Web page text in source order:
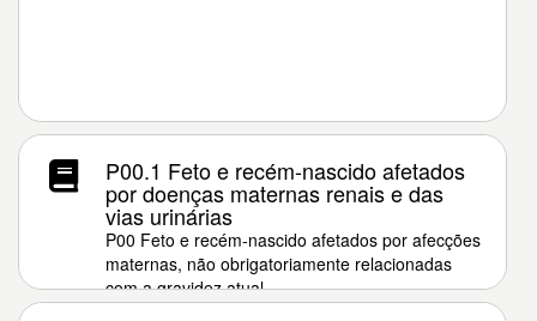
P00.1 Feto e recém-nascido afetados
por doenças maternas renais e das
vias urinárias
P00 Feto e recém-nascido afetados por afecções
maternas, não obrigatoriamente relacionadas
com a gravidez atual